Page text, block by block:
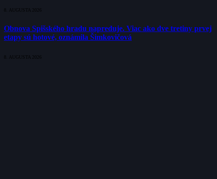
8. AUGUSTA 2026
Obnova Spišského hradu napreduje. Viac ako dve tretiny prvej
etapy sú hotové, oznámila Šimkovičová
8. AUGUSTA 2026